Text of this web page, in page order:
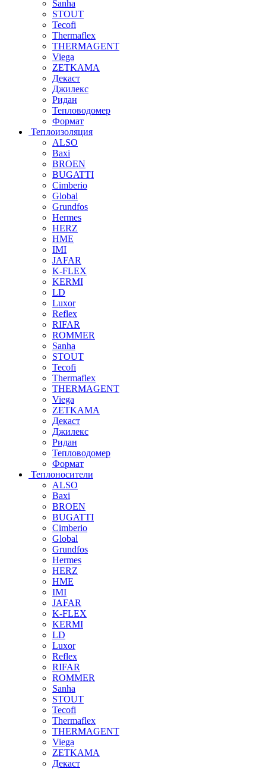
Sanha
STOUT
Tecofi
Thermaflex
THERMAGENT
Viega
ZETKAMA
Декаст
Джилекс
Ридан
Тепловодомер
Формат
Теплоизоляция
ALSO
Baxi
BROEN
BUGATTI
Cimberio
Global
Grundfos
Hermes
HERZ
HME
IMI
JAFAR
K-FLEX
KERMI
LD
Luxor
Reflex
RIFAR
ROMMER
Sanha
STOUT
Tecofi
Thermaflex
THERMAGENT
Viega
ZETKAMA
Декаст
Джилекс
Ридан
Тепловодомер
Формат
Теплоносители
ALSO
Baxi
BROEN
BUGATTI
Cimberio
Global
Grundfos
Hermes
HERZ
HME
IMI
JAFAR
K-FLEX
KERMI
LD
Luxor
Reflex
RIFAR
ROMMER
Sanha
STOUT
Tecofi
Thermaflex
THERMAGENT
Viega
ZETKAMA
Декаст